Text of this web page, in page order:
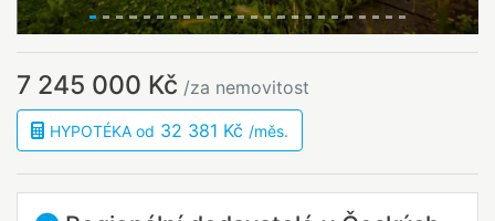
7 245 000 Kč /za nemovitost
HYPOTÉKA od 32 381 Kč /měs.